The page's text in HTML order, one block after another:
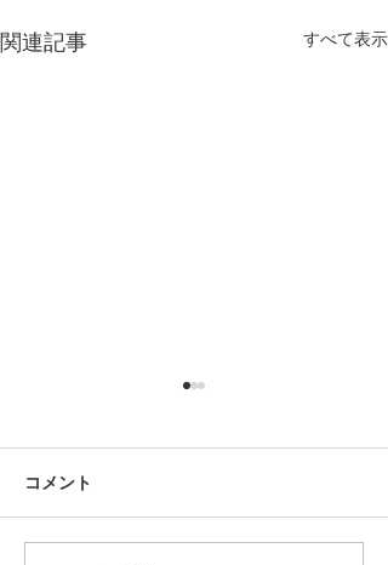
関連記事 すべて表示
コメント